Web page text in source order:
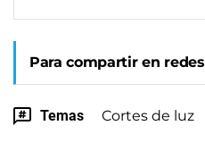
Para compartir en redes
Temas Cortes de luz